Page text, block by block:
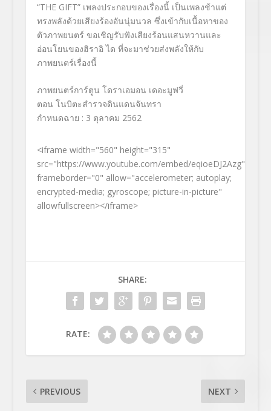
“THE GIFT” เพลงประกอบของเรื่องนี้ เป็นเพลงช้าแต่
ทรงพลังด้วยเสียงร้องอันนุ่มนวล ซึ่งเข้ากับเนื้อหาของ
ตัวภาพยนตร์ ขอเชิญรับฟังเสียงร้อนแสนหวานและ
อ่อนโยนของฮิราอิ ได ที่จะมาช่วยส่งพลังให้กับ
ภาพยนตร์เรื่องนี้
ภาพยนตร์การ์ตูน โดราเอมอน เดอะมูฟวี่
ตอน โนบิตะสำรวจดินแดนจันทรา
กำหนดฉาย : 3 ตุลาคม 2562
<iframe width="560" height="315"
src="https://www.youtube.com/embed/eqioeDJ2Azg"
frameborder="0" allow="accelerometer; autoplay;
encrypted-media; gyroscope; picture-in-picture"
allowfullscreen></iframe>
SHARE:
RATE:
PREVIOUS NEXT